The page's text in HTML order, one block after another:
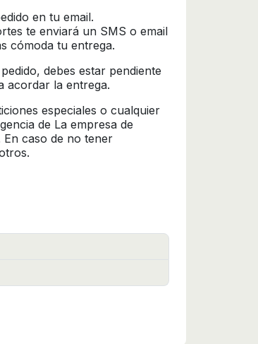
en tu email.
te enviará un SMS o email
cómoda tu entrega.
debes estar pendiente
acordar la entrega.
especiales o cualquier
de La empresa de
En caso de no tener